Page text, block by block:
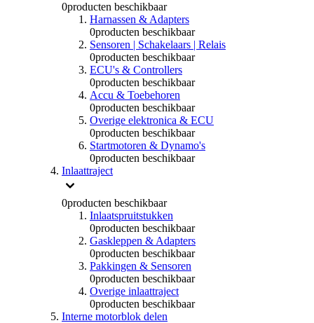
0producten beschikbaar
Harnassen & Adapters
0producten beschikbaar
Sensoren | Schakelaars | Relais
0producten beschikbaar
ECU's & Controllers
0producten beschikbaar
Accu & Toebehoren
0producten beschikbaar
Overige elektronica & ECU
0producten beschikbaar
Startmotoren & Dynamo's
0producten beschikbaar
Inlaattraject
0producten beschikbaar
Inlaatspruitstukken
0producten beschikbaar
Gaskleppen & Adapters
0producten beschikbaar
Pakkingen & Sensoren
0producten beschikbaar
Overige inlaattraject
0producten beschikbaar
Interne motorblok delen